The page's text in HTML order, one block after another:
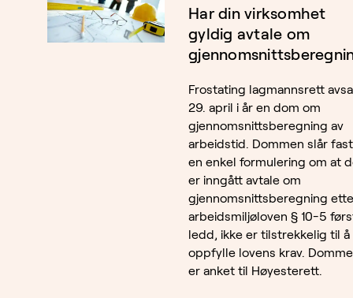
Har din virksomhet
gyldig avtale om
Frostating lagmannsrett avsa
29. april i år en dom om
gjennomsnittsberegning av
arbeidstid. Dommen slår
en enkel formulering om at
er inngått avtale om
gjennomsnittsberegning
arbeidsmiljøloven § 10-5
ledd, ikke er tilstrekkelig til å
oppfylle lovens krav.
er anket til Høyesterett.